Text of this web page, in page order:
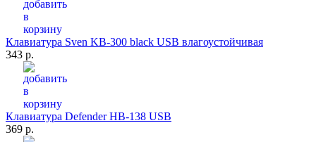
Клавиатура Sven KB-300 black USB влагоустойчивая
343 р.
Клавиатура Defender HB-138 USB
369 р.